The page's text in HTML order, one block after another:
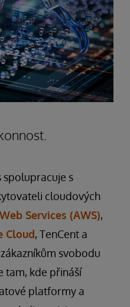
spolupracuje s
cloudových
Services (AWS),
Cloud, TenCent a
svobodu
tam, kde přináší
platformy a